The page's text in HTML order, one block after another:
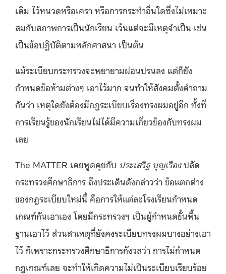
เดิม ไว้หนวดหรือเครา หรือการกระทำอื่นใดซึ่งไม่เหมาะ
สมกับสภาพการเป็นนักเรียน เว้นแต่จะมีเหตุจำเป็น เช่น
เป็นข้อปฏิบัติตามหลักศาสนา เป็นต้น
แม้ระเบียบกระทรวงจะพยายามผ่อนปรนลง แต่ก็ยัง
กำหนดข้อห้ามต่างๆ เอาไว้มาก จนทำให้สังคมตั้งคำถาม
กันว่า เหตุใดยังต้องมีกฎระเบียบเรื่องทรงผมอยู่อีก ทั้งที่
การเรียนรู้ของนักเรียนไม่ได้มีความเกี่ยวข้องกับทรงผม
เลย
The MATTER เคยพูดคุยกับ ประเสริฐ บุญเรืองปลัด
กระทรวงศึกษาธิการ ถึงประเด็นดังกล่าวว่า ข้อแตกต่าง
ของกฎระเบียบใหม่นี้ คือการให้แต่ละโรงเรียนกำหนด
เกณฑ์กันเอาเอง โดยมีกระทรวงฯ เป็นผู้กำหนดขั้นพื้น
ฐานเอาไว้ ส่วนสาเหตุที่ยังคงระเบียบทรงผมบางอย่างเอา
ไว้ ก็เพราะกระทรวงศึกษาธิการกังวลว่า การไม่กำหนด
กฎเกณฑ์เลย จะทำให้เกิดความไม่เป็นระเบียบเรียบร้อย